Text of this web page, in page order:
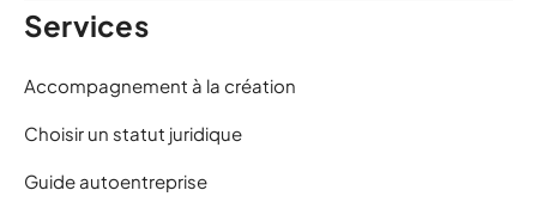
Services
Accompagnement à la création
Choisir un statut juridique
Guide autoentreprise